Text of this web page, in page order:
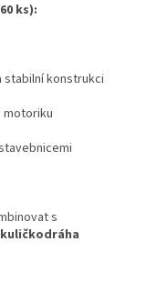
ks):
stabilní konstrukci
motoriku
s
kuličkodráha